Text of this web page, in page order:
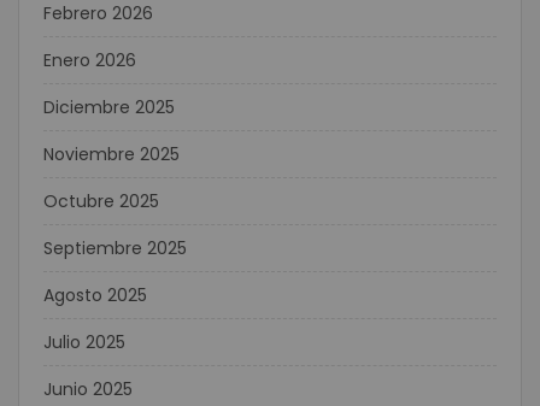
Febrero 2026
Enero 2026
Diciembre 2025
Noviembre 2025
Octubre 2025
Septiembre 2025
Agosto 2025
Julio 2025
Junio 2025